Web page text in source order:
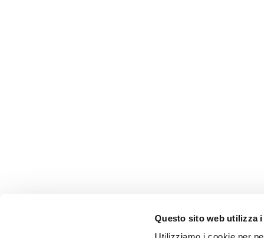
Questo sito web utilizza